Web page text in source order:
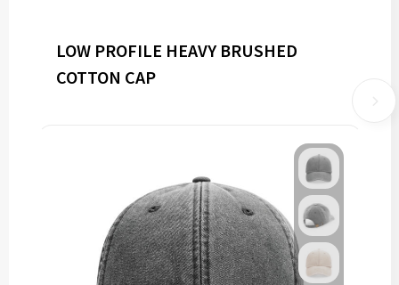
LOW PROFILE HEAVY BRUSHED
COTTON CAP